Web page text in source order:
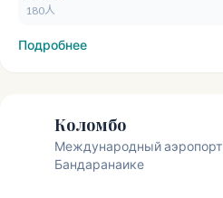
180人
Подробнее
Коломбо
Международный аэропорт
Бандаранаике